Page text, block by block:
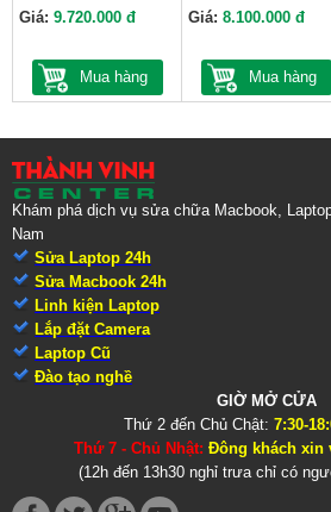
Giá: 9.720.000 đ
Mua hàng
Giá:8.100.000 đ
Mua hàng
Khám phá dịch vụ sửa chữa Macbook,
Nam
Sửa Laptop 24h
Sửa Macbook 24h
Linh kiện Laptop
Lắp đặt Camera
Laptop Cũ
Đào tạo nghề
GIỜ MỞ CỬA
Thứ 2 đến Chủ Chật: 7:30-
Thứ 7 - Chủ Nhật: Đông khách xin
(12h đến 13h30 nghỉ trưa chỉ có